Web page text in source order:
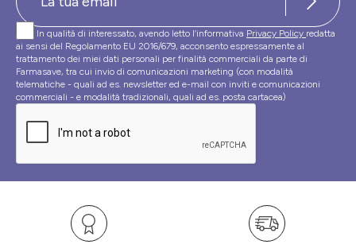
In qualità di interessato, avendo letto l’informativa Privacy Policy redatta
ai sensi del Regolamento EU 2016/679, acconsento espressamente al
trattamento dei miei dati personali per finalità commerciali da parte di
Farmasave, tra cui invio di comunicazioni marketing (con modalità
telematiche - quali ad es. newsletter ed e-mail con inviti e comunicazioni
commerciali - e modalità tradizionali, quali ad es. posta cartacea)